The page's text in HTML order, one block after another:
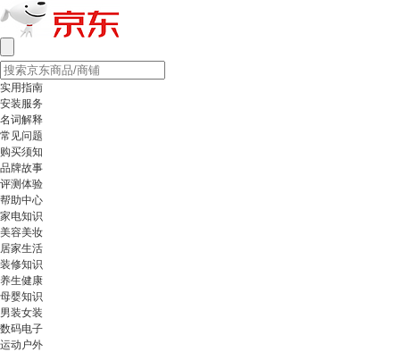
实用指南
安装服务
名词解释
常见问题
购买须知
品牌故事
评测体验
帮助中心
家电知识
美容美妆
居家生活
装修知识
养生健康
母婴知识
男装女装
数码电子
运动户外